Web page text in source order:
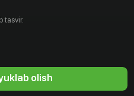
tasvir.
olish